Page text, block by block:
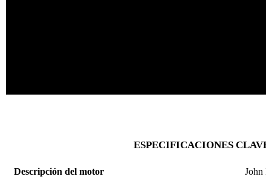
ESPECIFICACIONES
Descripción del motor John